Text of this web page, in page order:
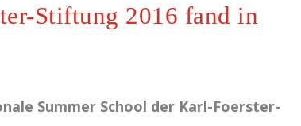
Stiftung 2016 fand in
Summer School der Karl-Foerster-